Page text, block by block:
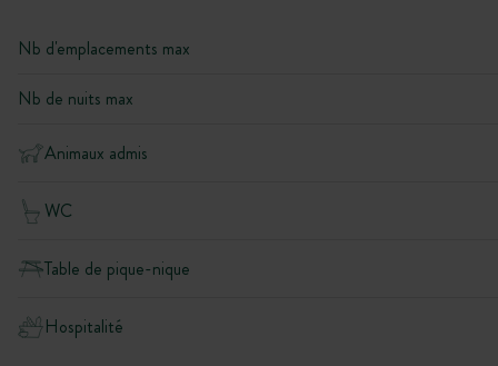
Nb d'emplacements max
Nb de nuits max
Animaux admis
WC
Table de pique-nique
Hospitalité